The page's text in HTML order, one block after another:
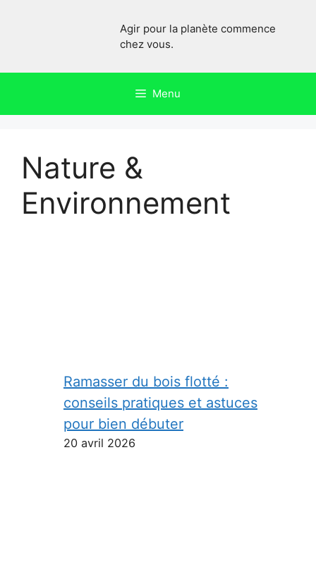
Agir pour la planète commence
chez vous.
Menu
Nature &
Environnement
Ramasser du bois flotté :
conseils pratiques et astuces
pour bien débuter
20 avril 2026